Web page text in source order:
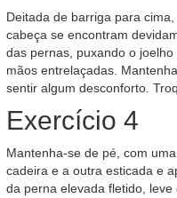
Deitada de barriga para
cabeça se encontram
das pernas, puxando o
mãos entrelaçadas.
sentir algum desconforto.
Exercício 4
Mantenha-se de pé, com
cadeira e a outra esticada e
da perna elevada fletido,